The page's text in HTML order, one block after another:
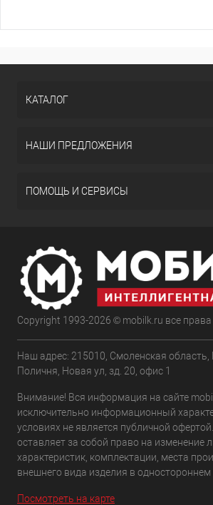
КАТАЛОГ
НАШИ ПРЕДЛОЖЕНИЯ
ПОМОЩЬ И СЕРВИСЫ
Copyright 1993-2026 © mobilk.ru все
Наш адрес: 215010, Смоленская область,
Поличня, Новая ул, зд. 20, офис 1
Внимание! Вся информация на сайте
исключительно информационный
условиях не является публичной
оставляет за собой право на изменение
характеристик, комплектации, места
внешнего вида изделия в одностороннем
Посмотреть на карте